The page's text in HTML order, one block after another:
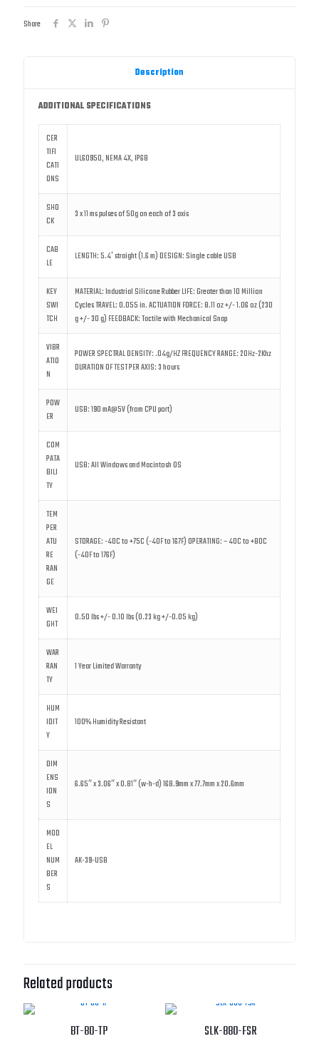
Share
Description
ADDITIONAL SPECIFICATIONS
CER
TIFI
CATI
ONS
UL60950, NEMA 4X, IP68
SHO
CK
3 x 11 ms pulses of 50g on each of 3 axis
CAB
LE
LENGTH: 5.4′ straight (1.6 m) DESIGN: Single cable USB
KEY
SWI
TCH
MATERIAL: Industrial Silicone Rubber LIFE: Greater than 10 Million
Cycles TRAVEL: 0.055 in. ACTUATION FORCE: 8.11 oz +/- 1.06 oz (230
g +/- 30 g) FEEDBACK: Tactile with Mechanical Snap
VIBR
ATIO
N
POWER SPECTRAL DENSITY: .04g/HZ FREQUENCY RANGE: 20Hz-2Khz
DURATION OF TEST PER AXIS: 3 hours
POW
ER
USB: 190 mA@5V (from CPU port)
COM
PATA
BILI
TY
USB: All Windows and Macintosh OS
TEM
PER
ATU
RE
RAN
GE
STORAGE: -40C to +75C (-40F to 167F) OPERATING: – 40C to +80C
(-40F to 176F)
WEI
GHT
0.50 lbs +/- 0.10 lbs (0.23 kg +/-0.05 kg)
WAR
RAN
TY
1 Year Limited Warranty
HUM
IDIT
Y
100% Humidity Resistant
DIM
ENS
ION
S
6.65″ x 3.06″ x 0.81″ (w-h-d) 168.9mm x 77.7mm x 20.6mm
MOD
EL
NUM
BER
S
AK-39-USB
Related products
BT-80-TP SLK-880-FSR